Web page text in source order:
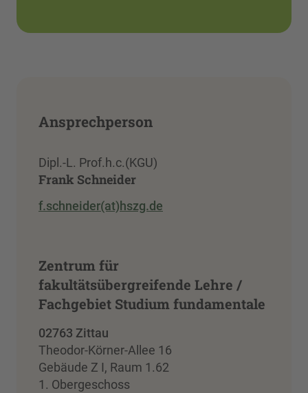
Ansprechperson
Dipl.-L. Prof.h.c.(KGU)
Frank Schneider
f.schneider(at)hszg.de
Zentrum für
fakultätsübergreifende Lehre /
Fachgebiet Studium fundamentale
02763 Zittau
Theodor-Körner-Allee 16
Gebäude Z I, Raum 1.62
1. Obergeschoss